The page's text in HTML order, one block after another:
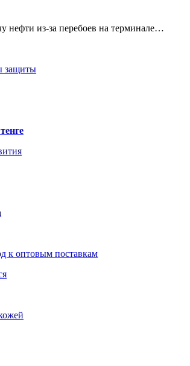
нефти из-за перебоев на терминале…
защиты
к оптовым поставкам